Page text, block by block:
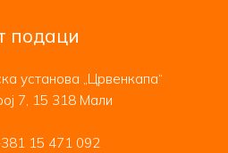
подаци
установа „Црвенкапа“
7, 15 318 Мали
15 471 092